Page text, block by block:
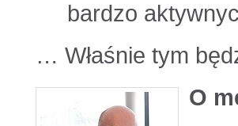
bardzo
… Właśnie tym
O